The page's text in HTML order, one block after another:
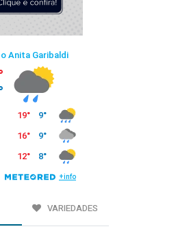
VARIEDADES